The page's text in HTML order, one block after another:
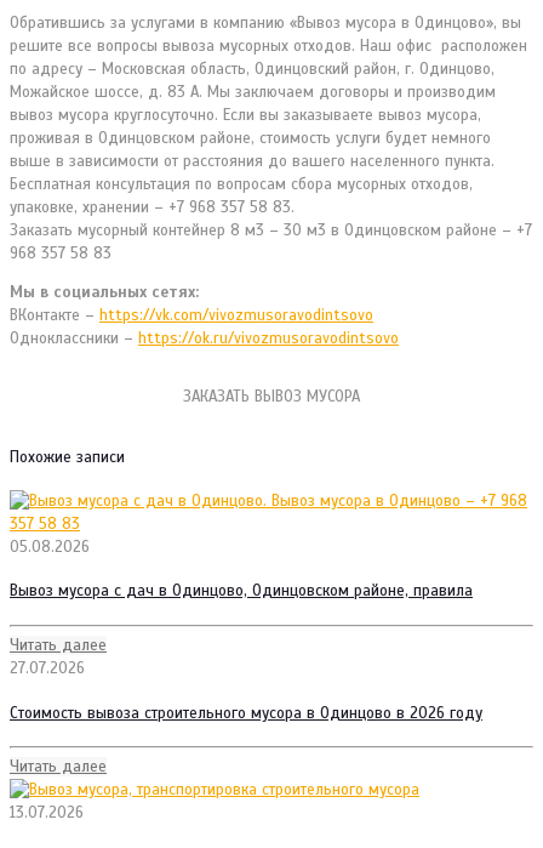
Обратившись за услугами в компанию «Вывоз мусора в Одинцово», вы
решите все вопросы вывоза мусорных отходов. Наш офис расположен
по адресу – Московская область, Одинцовский район, г. Одинцово,
Можайское шоссе, д. 83 А. Мы заключаем договоры и производим
вывоз мусора круглосуточно. Если вы заказываете вывоз мусора,
проживая в Одинцовском районе, стоимость услуги будет немного
выше в зависимости от расстояния до вашего населенного пункта.
Бесплатная консультация по вопросам сбора мусорных отходов,
упаковке, хранении – +7 968 357 58 83.
Заказать мусорный контейнер 8 м3 – 30 м3 в Одинцовском районе – +7
968 357 58 83
Мы в социальных сетях:
ВКонтакте – https://vk.com/vivozmusoravodintsovo
Одноклассники – https://ok.ru/vivozmusoravodintsovo
ЗАКАЗАТЬ ВЫВОЗ МУСОРА
Похожие записи
05.08.2026
Вывоз мусора с дач в Одинцово, Одинцовском районе, правила
Читать далее
27.07.2026
Стоимость вывоза строительного мусора в Одинцово в 2026 году
Читать далее
13.07.2026